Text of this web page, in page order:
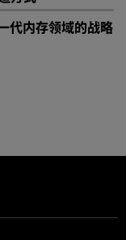
代内存领域的战略